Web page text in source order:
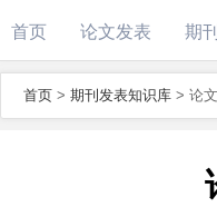
首页 论文发表 期
首页 > 期刊发表知识库 > 论